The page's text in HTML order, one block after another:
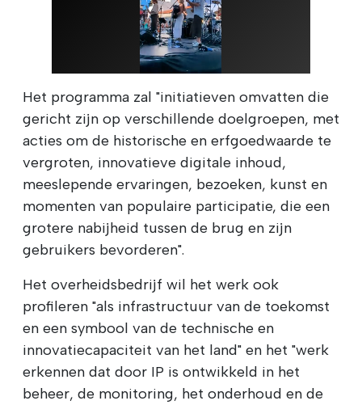
Het programma zal "initiatieven omvatten die
gericht zijn op verschillende doelgroepen, met
acties om de historische en erfgoedwaarde te
vergroten, innovatieve digitale inhoud,
meeslepende ervaringen, bezoeken, kunst en
momenten van populaire participatie, die een
grotere nabijheid tussen de brug en zijn
gebruikers bevorderen".
Het overheidsbedrijf wil het werk ook
profileren "als infrastructuur van de toekomst
en een symbool van de technische en
innovatiecapaciteit van het land" en het "werk
erkennen dat door IP is ontwikkeld in het
beheer, de monitoring, het onderhoud en de